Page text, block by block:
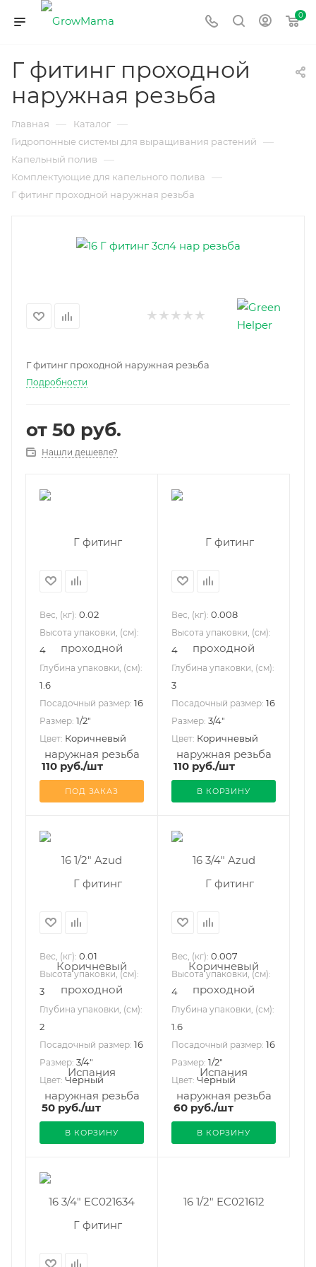
0
Г фитинг проходной
наружная резьба
Главная — Каталог —
Гидропонные системы для выращивания растений —
Капельный полив —
Комплектующие для капельного полива —
Г фитинг проходной наружная резьба
Г фитинг проходной наружная резьба
Подробности
от 50 руб.
Нашли дешевле?
Вес, (кг): 0.02
Высота упаковки, (см):
4
Глубина упаковки, (см):
1.6
Посадочный размер: 16
Размер: 1/2"
Цвет: Коричневый
110 руб./шт
ПОД ЗАКАЗ
Вес, (кг): 0.008
Высота упаковки, (см):
4
Глубина упаковки, (см):
3
Посадочный размер: 16
Размер: 3/4"
Цвет: Коричневый
110 руб./шт
В КОРЗИНУ
Вес, (кг): 0.01
Высота упаковки, (см):
3
Глубина упаковки, (см):
2
Посадочный размер: 16
Размер: 3/4"
Цвет: Черный
50 руб./шт
В КОРЗИНУ
Вес, (кг): 0.007
Высота упаковки, (см):
4
Глубина упаковки, (см):
1.6
Посадочный размер: 16
Размер: 1/2"
Цвет: Черный
60 руб./шт
В КОРЗИНУ